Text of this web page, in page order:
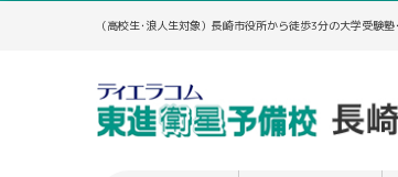
（高校生･浪人生対象）長崎市役所から徒歩3分の大学受験